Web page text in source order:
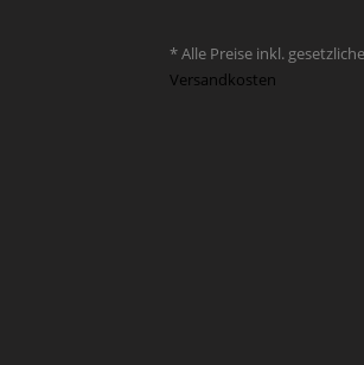
* Alle Preise inkl.
Versandkosten